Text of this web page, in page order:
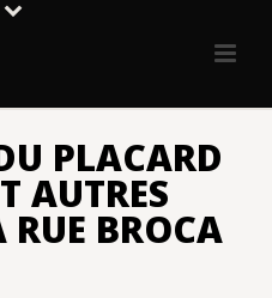
PLACARD
AUTRES
RUE BROCA